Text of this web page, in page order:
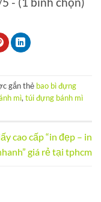
gắn thẻ bao bì đựng
mì, túi đựng bánh mì
cao cấp “in đẹp – in
giá rẻ tại tphcm